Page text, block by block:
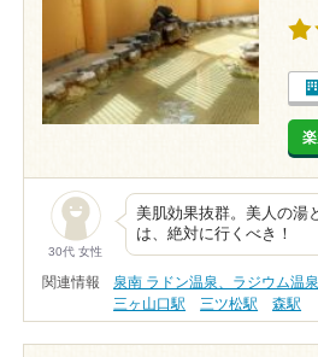
30代 女性
美肌効果抜群。美人の湯
は、絶対に行くべき！
関連情報 泉南 ラドン温泉、ラジウム温泉
三ヶ山口駅
三ツ松駅 森駅